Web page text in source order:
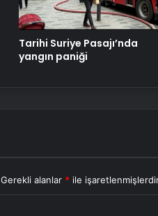
Tarihi Suriye Pasajı’nda
yangın paniği
Gerekli alanlar * ile